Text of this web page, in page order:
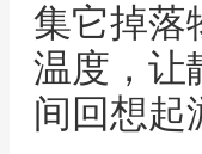
集它掉落
温度，让
间回想起